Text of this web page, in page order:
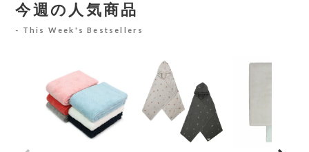
今週の人気商品
This Week's Bestsellers